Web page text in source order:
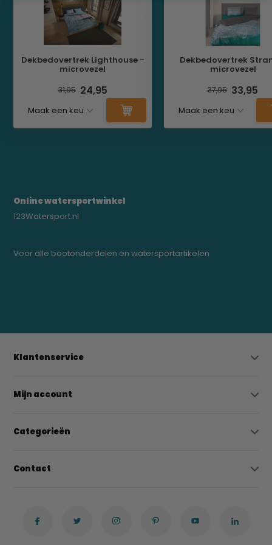
Dekbedovertrek Lighthouse -
microvezel
31,95 24,95
Dekbedovertrek
microvezel
37,95 33,95
Online watersportwinkel
123Watersport.nl
Voor alle bootonderdelen en watersportartikelen
Klantenservice
Mijn account
Categorieën
Contact